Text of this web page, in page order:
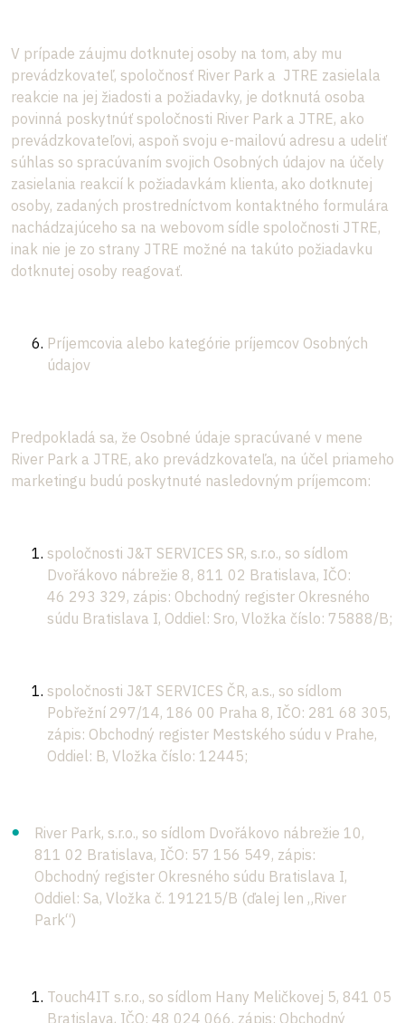
V prípade záujmu dotknutej osoby na tom, aby mu
prevádzkovateľ, spoločnosť River Park a JTRE zasielala
reakcie na jej žiadosti a požiadavky, je dotknutá osoba
povinná poskytnúť spoločnosti River Park a JTRE, ako
prevádzkovateľovi, aspoň svoju e-mailovú adresu a udeliť
súhlas so spracúvaním svojich Osobných údajov na účely
zasielania reakcií k požiadavkám klienta, ako dotknutej
osoby, zadaných prostredníctvom kontaktného formulára
nachádzajúceho sa na webovom sídle spoločnosti JTRE,
inak nie je zo strany JTRE možné na takúto požiadavku
dotknutej osoby reagovať.
Príjemcovia alebo kategórie príjemcov Osobných
údajov
Predpokladá sa, že Osobné údaje spracúvané v mene
River Park a JTRE, ako prevádzkovateľa, na účel priameho
marketingu budú poskytnuté nasledovným príjemcom:
spoločnosti J&T SERVICES SR, s.r.o., so sídlom
Dvořákovo nábrežie 8, 811 02 Bratislava, IČO:
46 293 329, zápis: Obchodný register Okresného
súdu Bratislava I, Oddiel: Sro, Vložka číslo: 75888/B;
spoločnosti J&T SERVICES ČR, a.s., so sídlom
Pobřežní 297/14, 186 00 Praha 8, IČO: 281 68 305,
zápis: Obchodný register Mestského súdu v Prahe,
Oddiel: B, Vložka číslo: 12445;
River Park, s.r.o., so sídlom Dvořákovo nábrežie 10,
811 02 Bratislava, IČO: 57 156 549, zápis:
Obchodný register Okresného súdu Bratislava I,
Oddiel: Sa, Vložka č. 191215/B (ďalej len „River
Park“)
Touch4IT s.r.o., so sídlom Hany Meličkovej 5, 841 05
Bratislava, IČO: 48 024 066, zápis: Obchodný